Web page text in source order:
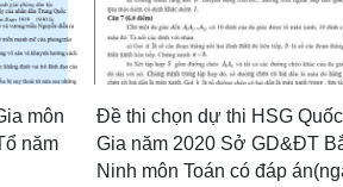
môn
năm
Đề thi chọn dự thi HSG Quốc
Gia năm 2020 Sở GD&ĐT
Ninh môn Toán có đáp